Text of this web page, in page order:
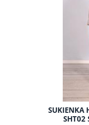
SUKIENKA
SHT02